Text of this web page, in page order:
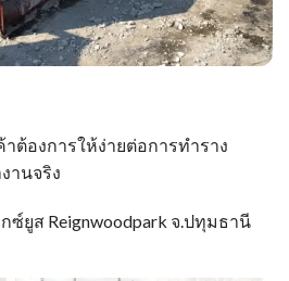
องการให้ง่ายต่อการทำราง
านจริง
ซ์ยูส Reignwoodpark จ.ปทุมธานี